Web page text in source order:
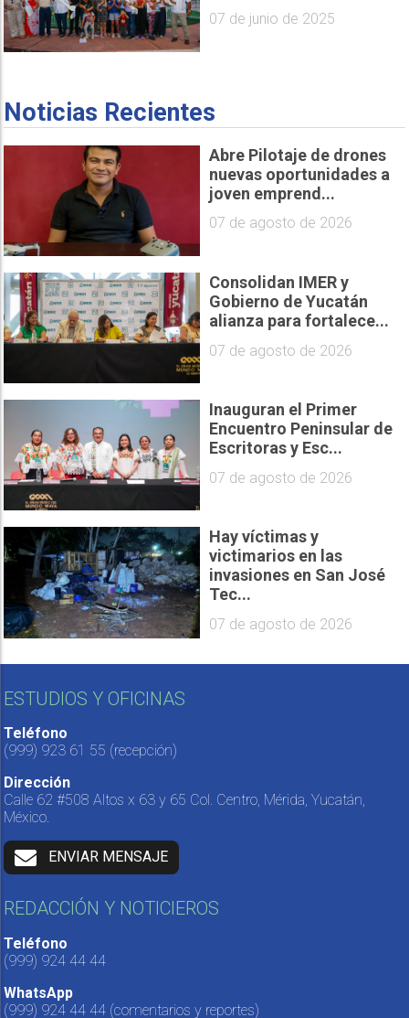
07 de junio de 2025
Noticias Recientes
Abre Pilotaje de drones
nuevas oportunidades a
joven emprend...
07 de agosto de 2026
Consolidan IMER y
Gobierno de Yucatán
alianza para fortalece...
07 de agosto de 2026
Inauguran el Primer
Encuentro Peninsular de
Escritoras y Esc...
07 de agosto de 2026
Hay víctimas y
victimarios en las
invasiones en San José
Tec...
07 de agosto de 2026
ESTUDIOS Y OFICINAS
Teléfono
(999) 923 61 55 (recepción)
Dirección
Calle 62 #508 Altos x 63 y 65 Col. Centro, Mérida, Yucatán,
México.
ENVIAR MENSAJE
REDACCIÓN Y NOTICIEROS
Teléfono
(999) 924 44 44
WhatsApp
(999) 924 44 44 (comentarios y reportes)